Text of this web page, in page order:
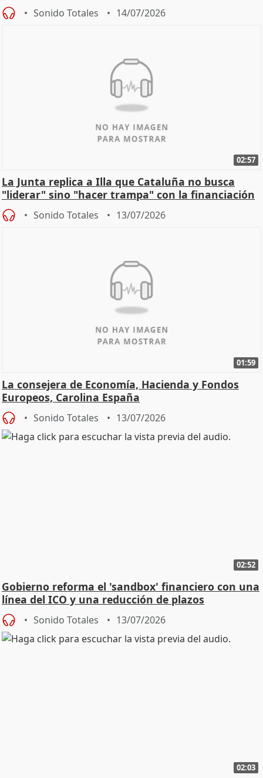
Sonido Totales 14/07/2026
02:57
La Junta replica a Illa que Cataluña no busca
"liderar" sino "hacer trampa" con la financiación
Sonido Totales 13/07/2026
01:59
La consejera de Economía, Hacienda y Fondos
Europeos, Carolina España
Sonido Totales 13/07/2026
02:52
Gobierno reforma el 'sandbox' financiero con una
línea del ICO y una reducción de plazos
Sonido Totales 13/07/2026
02:03